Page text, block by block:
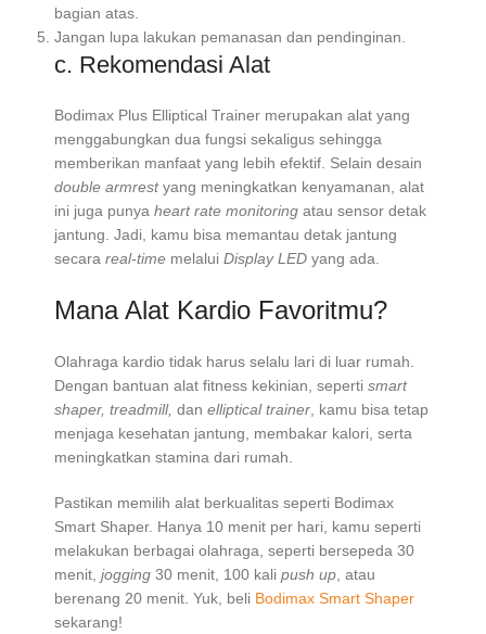
bagian atas.
Jangan lupa lakukan pemanasan dan pendinginan.
c. Rekomendasi Alat
Bodimax Plus Elliptical Trainer merupakan alat yang
menggabungkan dua fungsi sekaligus sehingga
memberikan manfaat yang lebih efektif. Selain desain
double armrestyang meningkatkan kenyamanan, alat
ini juga punya heart rate monitoring atau sensor detak
jantung. Jadi, kamu bisa memantau detak jantung
secara real-time melalui Display LED yang ada.
Mana Alat Kardio Favoritmu?
Olahraga kardio tidak harus selalu lari di luar rumah.
Dengan bantuan alat fitness kekinian, seperti smart
shaper, treadmill, dan elliptical trainer , kamu bisa tetap
menjaga kesehatan jantung, membakar kalori, serta
meningkatkan stamina dari rumah.
Pastikan memilih alat berkualitas seperti Bodimax
Smart Shaper. Hanya 10 menit per hari, kamu seperti
melakukan berbagai olahraga, seperti bersepeda 30
menit, jogging 30 menit, 100 kali push up , atau
berenang 20 menit. Yuk, beli Bodimax Smart Shaper
sekarang!